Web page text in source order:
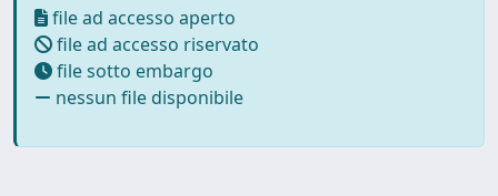
file ad accesso aperto
file ad accesso riservato
file sotto embargo
nessun file disponibile